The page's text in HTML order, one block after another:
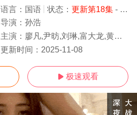
语言： 国语 状态： 更新第18集- 免费在线观看
导演： 孙浩
主演： 廖凡,尹昉,刘琳,富大龙,黄米依,赵阳,马苏,张桐,房子斌,张帆,王艺禅,白志迪,李丛喜,段博文,林沐然,赵佳
更新时间： 2025-11-08
 极速观看